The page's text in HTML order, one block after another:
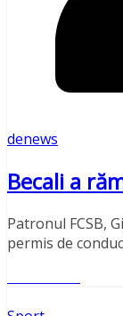
denews
Becali a
Patronul FCSB,
permis de